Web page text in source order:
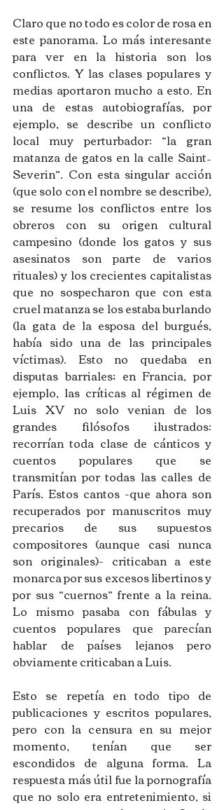
Claro que no todo es color de rosa en
este panorama. Lo más interesante
para ver en la historia son los
conflictos. Y las clases populares y
medias aportaron mucho a esto. En
una de estas autobiografías, por
ejemplo, se describe un conflicto
local muy perturbador: “la gran
matanza de gatos en la calle Saint–
Severin”. Con esta singular acción
(que solo con el nombre se describe),
se resume los conflictos entre los
obreros con su origen cultural
campesino (donde los gatos y sus
asesinatos son parte de varios
rituales) y los crecientes capitalistas
que no sospecharon que con esta
cruel matanza se los estaba burlando
(la gata de la esposa del burgués,
había sido una de las principales
víctimas). Esto no quedaba en
disputas barriales; en Francia, por
ejemplo, las críticas al régimen de
Luis XV no solo venian de los
grandes filósofos ilustrados:
recorrían toda clase de cánticos y
cuentos populares que se
transmitían por todas las calles de
París. Estos cantos -que ahora son
recuperados por manuscritos muy
precarios de sus supuestos
compositores (aunque casi nunca
son originales)- criticaban a este
monarca por sus excesos libertinos y
por sus “cuernos” frente a la reina.
Lo mismo pasaba con fábulas y
cuentos populares que parecían
hablar de países lejanos pero
obviamente criticaban a Luis.
Esto se repetía en todo tipo de
publicaciones y escritos populares,
pero con la censura en su mejor
momento, tenían que ser
escondidos de alguna forma. La
respuesta más útil fue la pornografía
que no solo era entretenimiento, si